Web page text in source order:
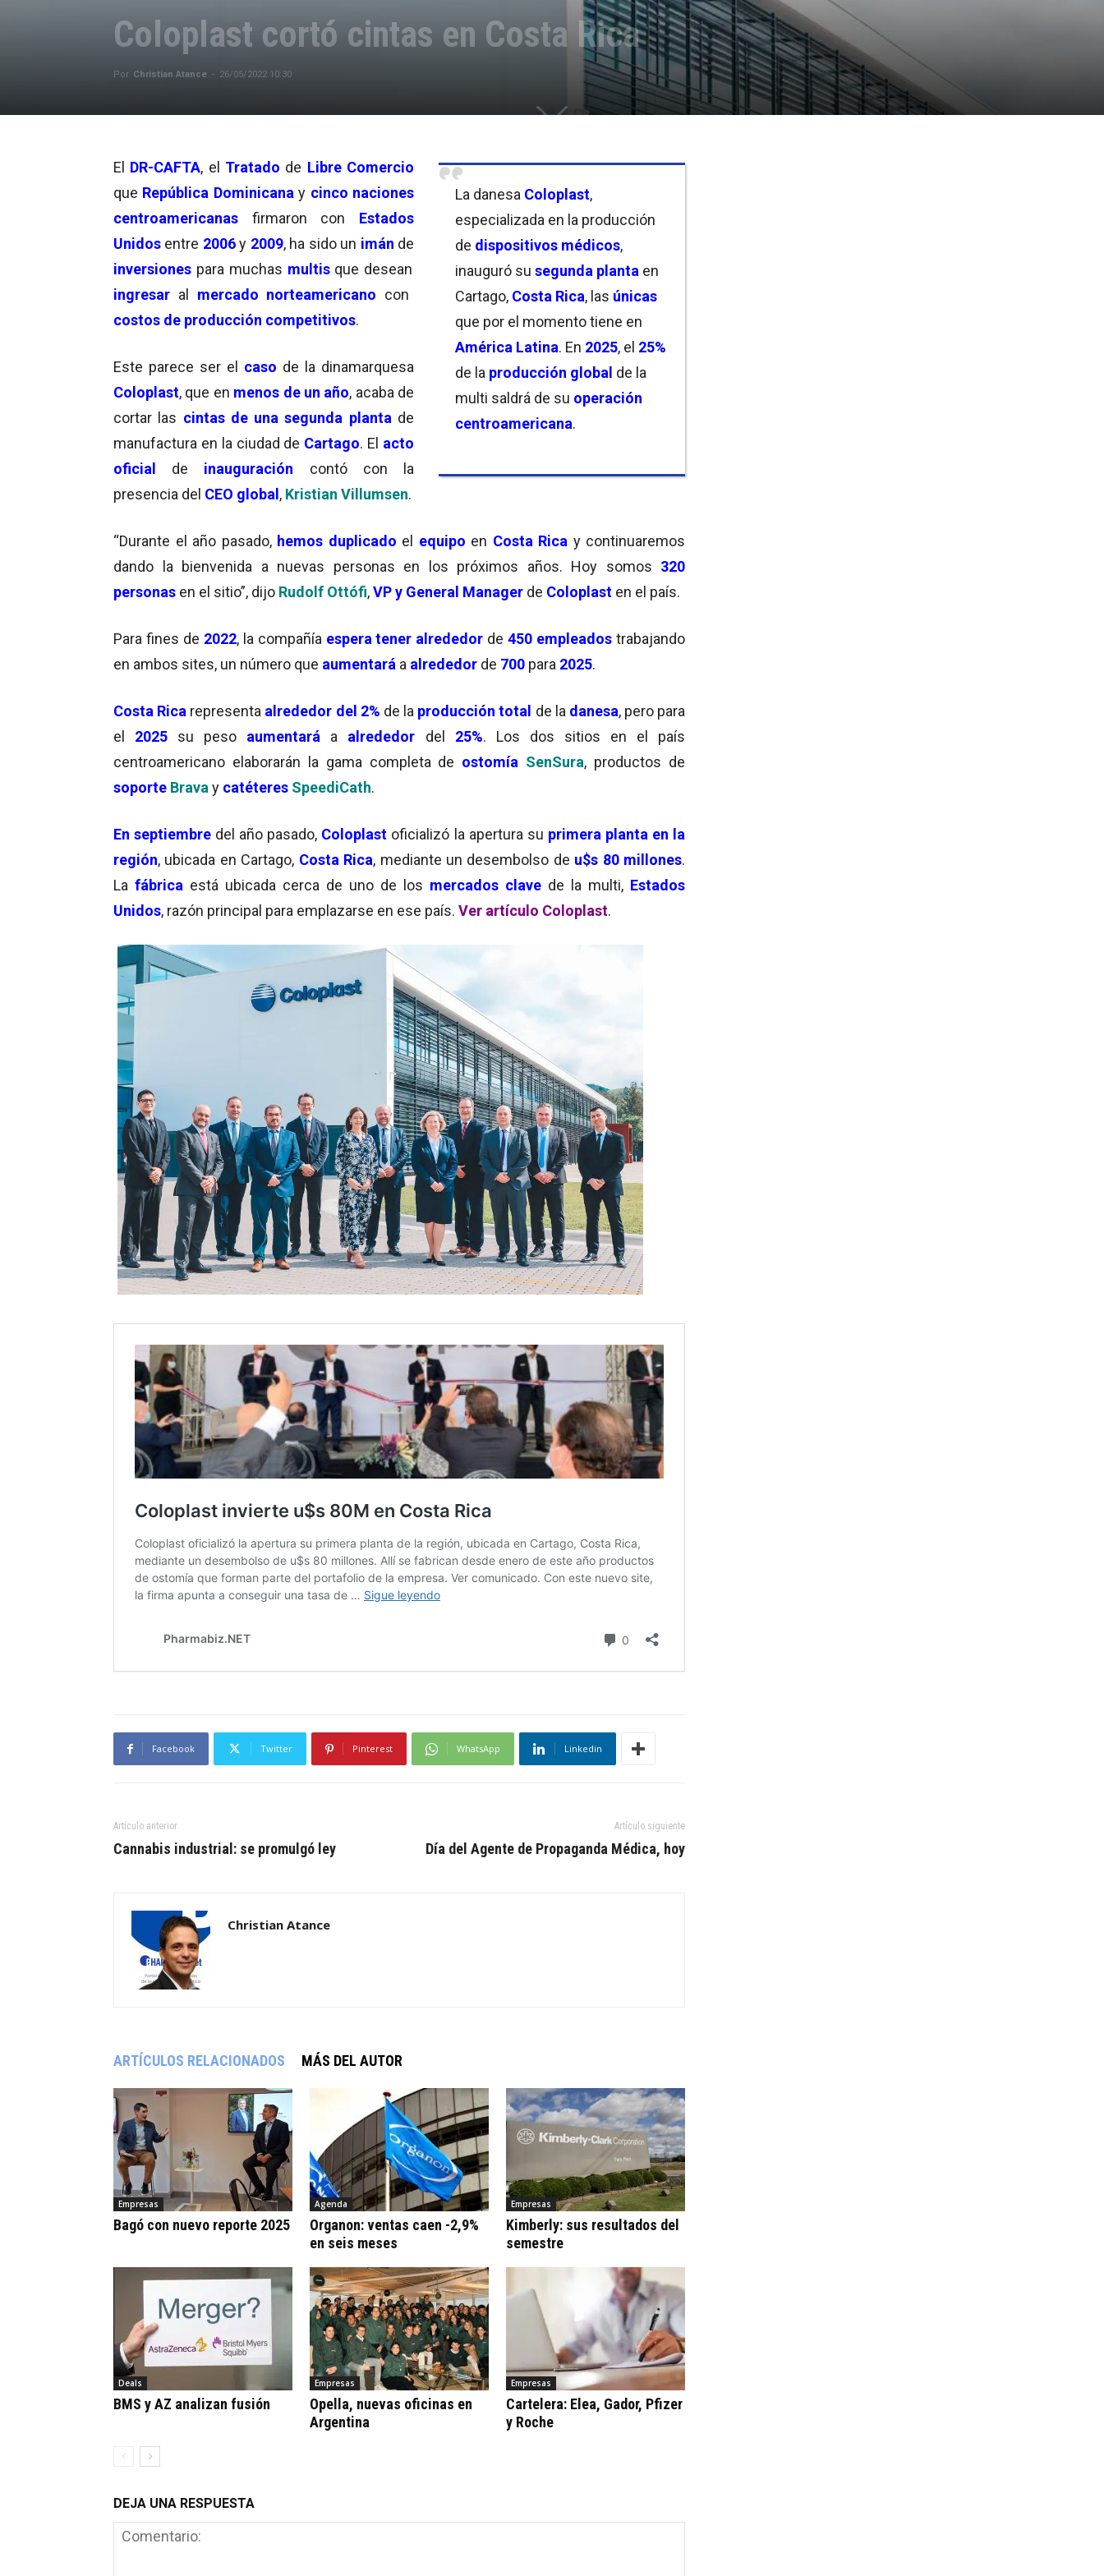
Coloplast cortó cintas en Costa Rica
Por Christian Atance - 26/05/2022 10:30
La danesa Coloplast,
especializada en la producción
de dispositivos médicos,
inauguró su segunda planta en
Cartago, Costa Rica, las únicas
que por el momento tiene en
América Latina. En 2025, el 25%
de la producción global de la
multi saldrá de su operación
centroamericana.
El DR-CAFTA, el Tratado de Libre Comercio
que República Dominicana y cinco naciones
centroamericanas firmaron con Estados
Unidos entre 2006y 2009, ha sido un imán de
inversiones para muchas multis que desean
ingresar al mercado norteamericano con
costos de producción competitivos.
Este parece ser el caso de la dinamarquesa
Coloplast, que en menos de un año, acaba de
cortar las cintas de una segunda planta de
manufactura en la ciudad de Cartago. El acto
oficial de inauguración contó con la
presencia del CEO global, Kristian Villumsen.
“Durante el año pasado, hemos duplicado el equipo en Costa Rica y continuaremos
dando la bienvenida a nuevas personas en los próximos años. Hoy somos 320
personas en el sitio”, dijo Rudolf Ottófi,VP y General Manager de Coloplast en el país.
Para fines de 2022, la compañía espera tener alrededor de450 empleados trabajando
en ambos sites, un número que aumentará a alrededor de 700 para 2025.
Costa Rica representa alrededor del 2% de la producción total de la danesa, pero para
el 2025 su peso aumentará a alrededor del 25%. Los dos sitios en el país
centroamericano elaborarán la gama completa de ostomía SenSura, productos de
soporte Brava y catéteres SpeediCath.
En septiembre del año pasado, Coloplast oficializó la apertura su primera planta en la
región, ubicada en Cartago, Costa Rica, mediante un desembolso de u$s 80 millones.
La fábrica está ubicada cerca de uno de los mercados clave de la multi, Estados
Unidos, razón principal para emplazarse en ese país. Ver artículo Coloplast.
Facebook Twitter Pinterest WhatsApp Linkedin
Artículo anterior
Cannabis industrial: se promulgó ley
Artículo siguiente
Día del Agente de Propaganda Médica, hoy
Christian Atance
ARTÍCULOS RELACIONADOS MÁS DEL AUTOR
Empresas
Bagó con nuevo reporte 2025
Agenda
Organon: ventas caen -2,9%
en seis meses
Empresas
Kimberly: sus resultados del
semestre
Deals
BMS y AZ analizan fusión
Empresas
Opella, nuevas oficinas en
Argentina
Empresas
Cartelera: Elea, Gador, Pfizer
y Roche
DEJA UNA RESPUESTA